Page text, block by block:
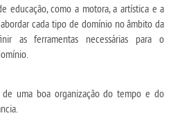
educação, como a motora, a artística e a
cada tipo de domínio no âmbito da
as ferramentas necessárias para o
de uma boa organização do tempo e do